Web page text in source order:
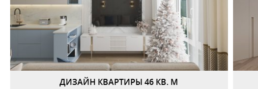
ДИЗАЙН КВАРТИРЫ 46 КВ. М